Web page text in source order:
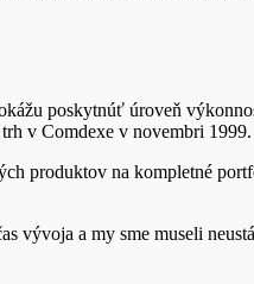
poskytnúť úroveň
v Comdexe v novembri 1999.
produktov na kompletné
vývoja a my sme museli